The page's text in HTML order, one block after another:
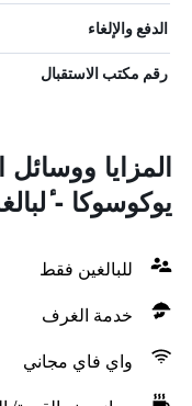
الدفع والإلغاء
رقم مكتب الاستقبال
المزايا
يوكوسوكا -
للبالغين فقط
خدمة الغرف
واي فاي مجاني